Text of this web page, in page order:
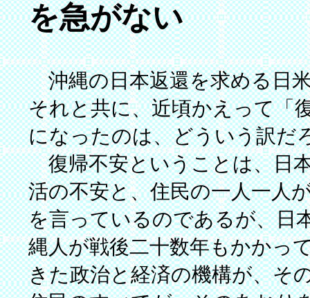
を急がない
沖縄の日本返還を求める日
それと共に、近頃かえって「
になったのは、どういう訳だ
復帰不安ということは、日
活の不安と、住民の一人一人
を言っているのであるが、日
縄人が戦後二十数年もかかっ
きた政治と経済の機構が、そ